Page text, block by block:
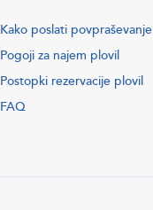
Kako poslati povpraševanje
Pogoji za najem plovil
Postopki rezervacije plovil
FAQ